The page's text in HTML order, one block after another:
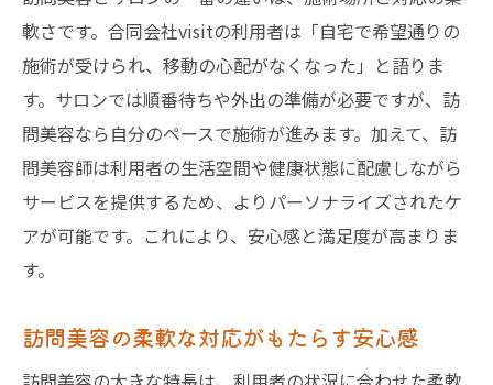
軟さです。合同会社visitの利用者は「自宅で希望通りの
施術が受けられ、移動の心配がなくなった」と語りま
す。サロンでは順番待ちや外出の準備が必要ですが、訪
問美容なら自分のペースで施術が進みます。加えて、訪
問美容師は利用者の生活空間や健康状態に配慮しながら
サービスを提供するため、よりパーソナライズされたケ
アが可能です。これにより、安心感と満足度が高まりま
す。
訪問美容の柔軟な対応がもたらす安心感